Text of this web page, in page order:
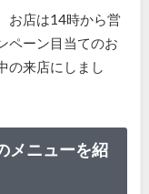
お店は14時から営
ペーン目当てのお
の来店にしまし
メニューを紹